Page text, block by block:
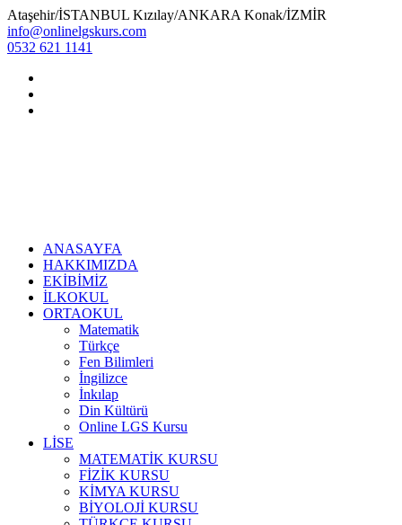
Ataşehir/İSTANBUL Kızılay/ANKARA Konak/İZMİR
info@onlinelgskurs.com
0532 621 1141
ANASAYFA
HAKKIMIZDA
EKİBİMİZ
İLKOKUL
ORTAOKUL
Matematik
Türkçe
Fen Bilimleri
İngilizce
İnkılap
Din Kültürü
Online LGS Kursu
LİSE
MATEMATİK KURSU
FİZİK KURSU
KİMYA KURSU
BİYOLOJİ KURSU